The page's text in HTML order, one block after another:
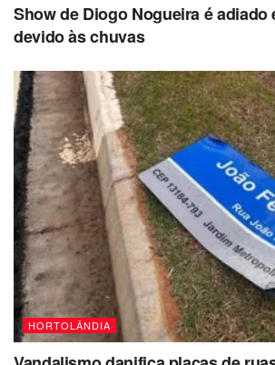
Show de Diogo Nogueira é adiado
devido às chuvas
HORTOLÂNDIA